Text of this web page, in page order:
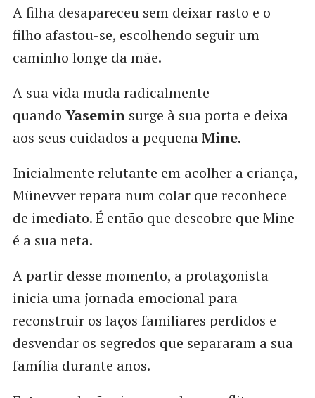
A filha desapareceu sem deixar rasto e o
filho afastou-se, escolhendo seguir um
caminho longe da mãe.
A sua vida muda radicalmente
quando Yaseminsurge à sua porta e deixa
aos seus cuidados a pequenaMine.
Inicialmente relutante em acolher a criança,
Münevver repara num colar que reconhece
de imediato. É então que descobre que Mine
é a sua neta.
A partir desse momento, a protagonista
inicia uma jornada emocional para
reconstruir os laços familiares perdidos e
desvendar os segredos que separaram a sua
família durante anos.